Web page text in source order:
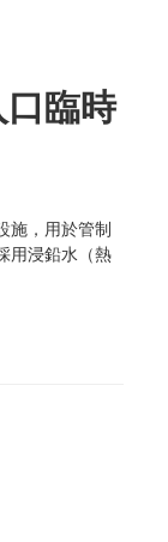
臨時
施，用於管制
用浸鉛水（熱